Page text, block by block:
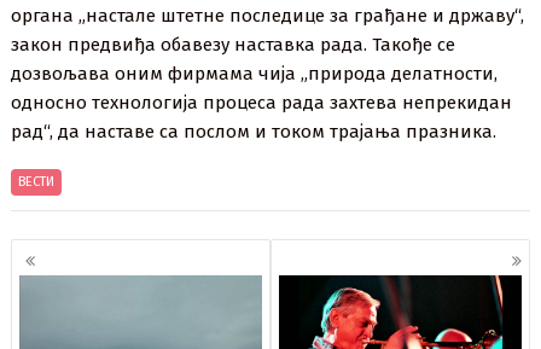
органа „настале штетне последице за грађане и државу“,
закон предвиђа обавезу наставка рада. Такође се
дозвољава оним фирмама чија „природа делатности,
односно технологија процеса рада захтева непрекидан
рад“, да наставе са послом и током трајања празника.
ВЕСТИ
Кретање
чланака